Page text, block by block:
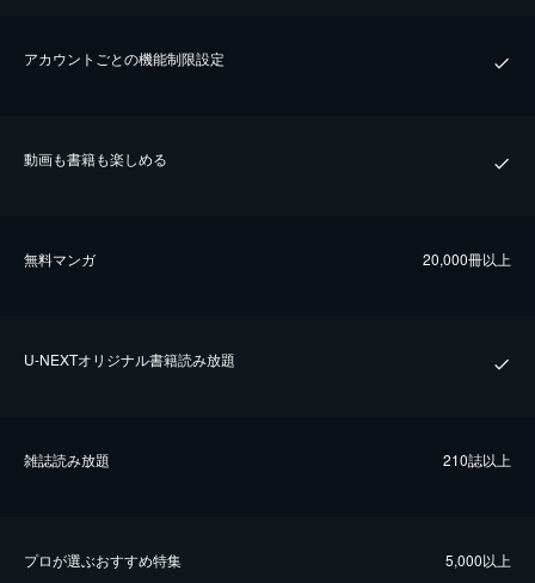
アカウントごとの機能制限設定
動画も書籍も楽しめる
無料マンガ 20,000冊以上
U-NEXTオリジナル書籍読み放題
雑誌読み放題 210誌以上
プロが選ぶおすすめ特集 5,000以上